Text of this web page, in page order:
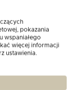
pokazania
wspaniałego
więcej informacji
ustawienia.